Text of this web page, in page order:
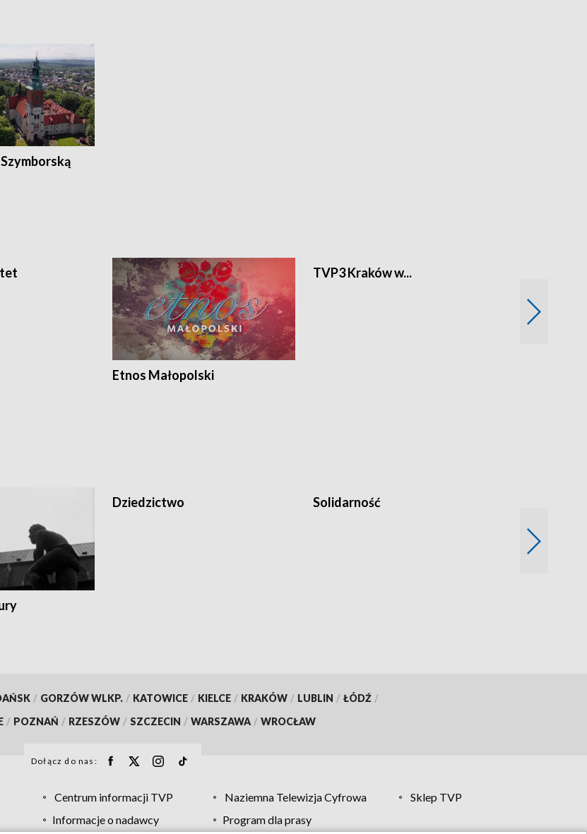
Etnos Małopolski
TVP3 Kraków w...
Dziedzictwo Solidarność
/ GORZÓW WLKP. / KATOWICE / KIELCE / KRAKÓW / LUBLIN / ŁÓDŹ /
/ POZNAŃ / RZESZÓW / SZCZECIN / WARSZAWA / WROCŁAW
Dołącz do nas:
Centrum informacji TVP Naziemna Telewizja Cyfrowa
Sklep TVP
Informacje o nadawcy Program dla prasy